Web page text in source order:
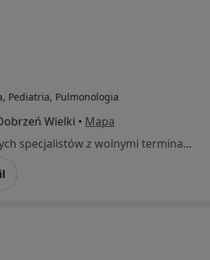
Pediatria, Pulmonologia
Wielki • Mapa
Brak dostępnych specjalistów z wolnymi terminami w tym centrum medycznym.